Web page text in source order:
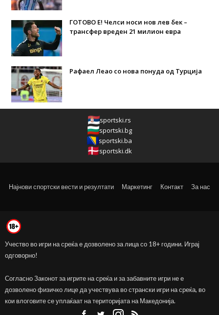
ГОТОВО Е! Челси носи нов лев бек –
трансфер вреден 21 милион евра
Рафаел Леао со нова понуда од Турција
sportski.rs
sportski.bg
sportski.ba
sportski.dk
Најнови спортски вести и резултати Маркетинг Контакт За нас
Учество во игри на среќа е дозволено за лица со 18+ години. Играј
одговорно!
Согласно Законот за игрите на среќа и за забавните игри не е
дозволено физичко лице да учествува во странски игри на среќа, во
кои влоговите се уплаќаат на територијата на Македонија.